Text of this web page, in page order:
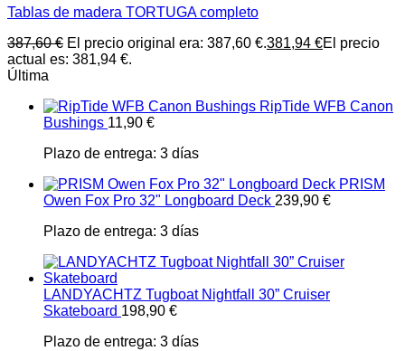
Tablas de madera TORTUGA completo
387,60€ El precio original era: 387,60 €.381,94 €El precio
actual es: 381,94 €.
Última
RipTide WFB Canon
Bushings 11,90 €
Plazo de entrega: 3 días
PRISM
Owen Fox Pro 32" Longboard Deck 239,90 €
Plazo de entrega: 3 días
LANDYACHTZ Tugboat Nightfall 30” Cruiser
Skateboard 198,90 €
Plazo de entrega: 3 días